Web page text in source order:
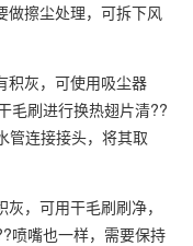
擦尘处理，可拆下风
灰，可使用吸尘器
毛刷进行换热翅片清??
管连接接头，将其取
，可用干毛刷刷净，
喷嘴也一样，需要保持